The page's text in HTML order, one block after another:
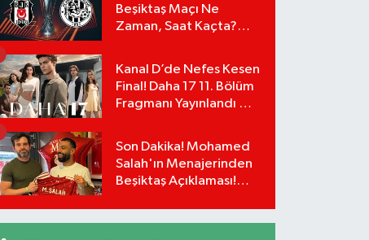
Beşiktaş Maçı Ne
Zaman, Saat Kaçta?
Detayları!
Kanal D’de Nefes Kesen
Final! Daha 17 11. Bölüm
Fragmanı Yayınlandı Mı?
Son Dakika! Mohamed
Salah'ın Menajerinden
Beşiktaş Açıklaması!